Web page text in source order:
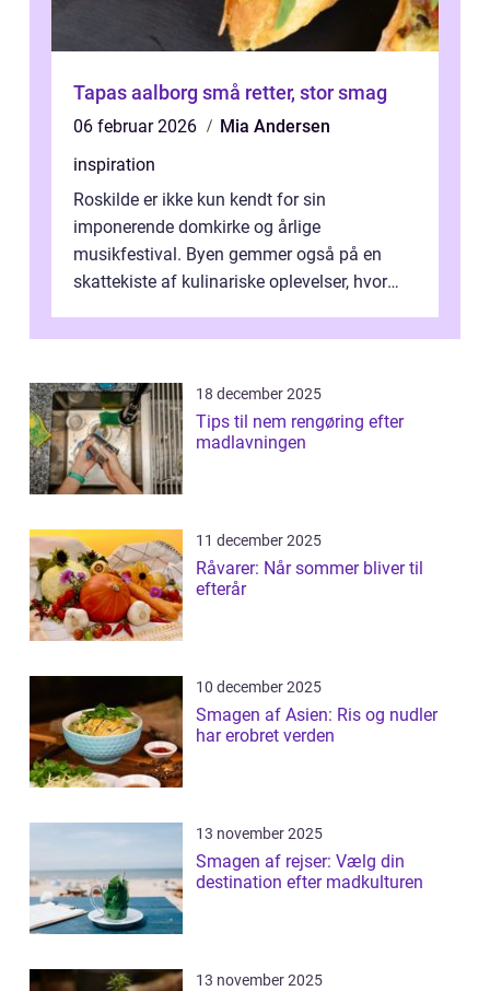
Tapas aalborg små retter, stor smag
06 februar 2026
Mia Andersen
inspiration
Roskilde er ikke kun kendt for sin
imponerende domkirke og årlige
musikfestival. Byen gemmer også på en
skattekiste af kulinariske oplevelser, hvor
18 december 2025
Tips til nem rengøring efter
madlavningen
11 december 2025
Råvarer: Når sommer bliver til
efterår
10 december 2025
Smagen af Asien: Ris og nudler
har erobret verden
13 november 2025
Smagen af rejser: Vælg din
destination efter madkulturen
13 november 2025